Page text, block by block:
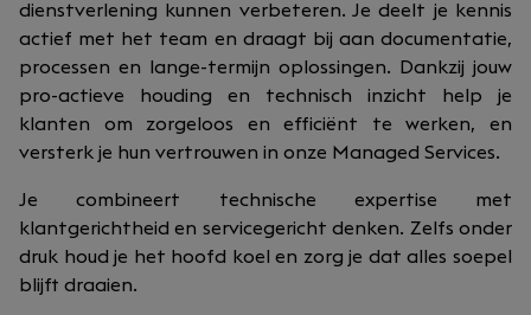
dienstverlening kunnen verbeteren. Je deelt je kennis
actief met het team en draagt bij aan documentatie,
processen en lange-termijn oplossingen. Dankzij jouw
pro-actieve houding en technisch inzicht help je
klanten om zorgeloos en efficiënt te werken, en
versterk je hun vertrouwen in onze Managed Services.
Je combineert technische expertise met
klantgerichtheid en servicegericht denken. Zelfs onder
druk houd je het hoofd koel en zorg je dat alles soepel
blijft draaien.